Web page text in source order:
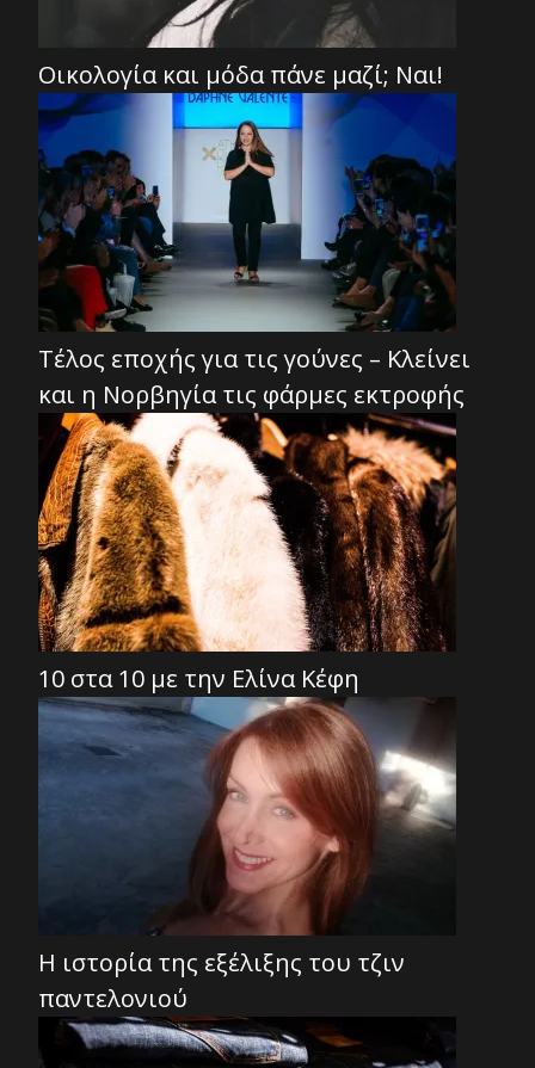
Οικολογία και μόδα πάνε μαζί; Ναι!
Τέλος εποχής για τις γούνες – Κλείνει
και η Νορβηγία τις φάρμες εκτροφής
10 στα 10 με την Ελίνα Κέφη
Η ιστορία της εξέλιξης του τζιν
παντελονιού